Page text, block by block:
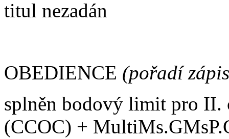
titul nezadán
OBEDIENCE (pořadí
splněn bodový limit pro II.
(CCOC) +